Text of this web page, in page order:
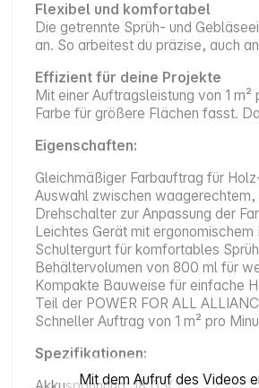
Mit dem Aufruf des Videos
Flexibel und komfortabel
Die getrennte Sprüh- und
an. So arbeitest du präzise, auch
Effizient für deine Projekte
Mit einer Auftragsleistung von 1
Farbe für größere Flächen fasst.
Eigenschaften:
Gleichmäßiger Farbauftrag für
Auswahl zwischen waagerechtem,
Drehschalter zur Anpassung der
Leichtes Gerät mit
Schultergurt für komfortables
Behältervolumen von 800 ml für
Kompakte Bauweise für einfache
Teil der POWER FOR ALL
Schneller Auftrag von 1 m² pro
Spezifikationen: